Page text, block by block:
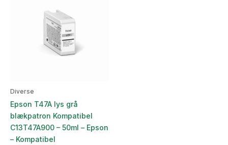
Diverse
Epson T47A lys grå
blækpatron Kompatibel
C13T47A900 – 50ml – Epson
– Kompatibel